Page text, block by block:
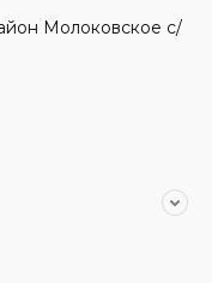
Молоковское с/